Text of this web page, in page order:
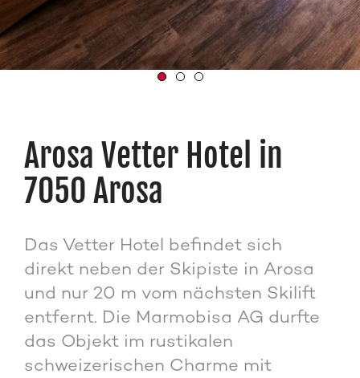
Arosa Vetter Hotel in
7050 Arosa
Das Vetter Hotel befindet sich
direkt neben der Skipiste in Arosa
und nur 20 m vom nächsten Skilift
entfernt. Die Marmobisa AG durfte
das Objekt im rustikalen
schweizerischen Charme mit